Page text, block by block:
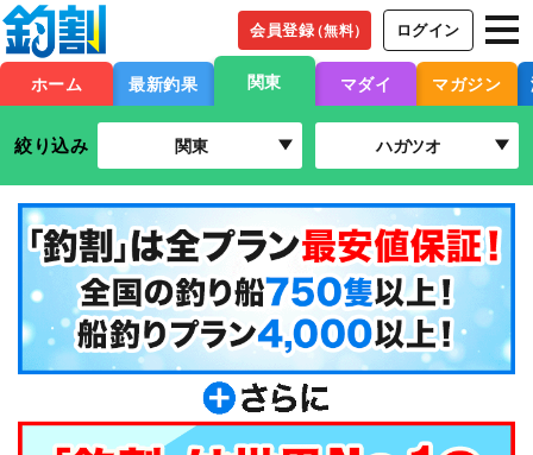
会員登録（無料） ログイン
ホーム 最新釣果 関東 マダイ マガジン
絞り込み 関東 ハガツオ